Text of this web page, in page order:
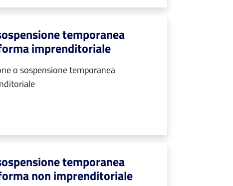
temporanea
imprenditoriale
o sospensione temporanea
temporanea
non imprenditoriale